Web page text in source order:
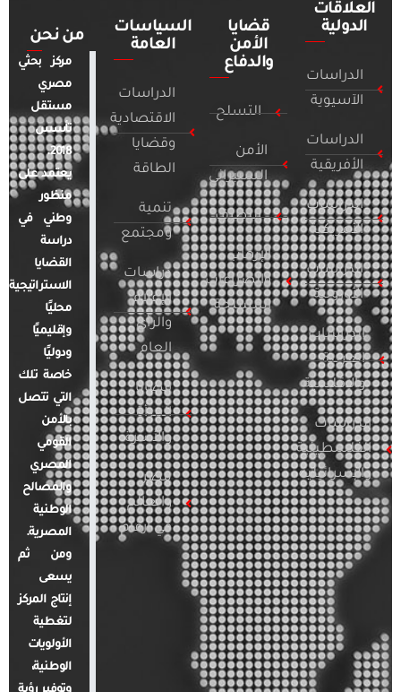
العلاقات
الدولية
الدراسات
الآسيوية
الدراسات
الأفريقية
الدراسات
الأمريكية
الدراسات
الأوروبية
الدراسات
العربية
والإقليمية
الدراسات
الفلسطينية
والإسرائيلية
قضايا
الأمن
والدفاع
التسلح
الأمن
السيبراني
التطرف
الإرهاب
والصراعات
المسلحة
السياسات
العامة
الدراسات
الاقتصادية
وقضايا
الطاقة
تنمية
ومجتمع
دراسات
الإعلام
والرأي
العام
قضايا
المرأة
والأسرة
مصر
والعالم
في أرقام
من نحن
مركز بحثي
مصري
مستقل
تأسس
2018.
يعتمد على
منظور
وطني في
دراسة
القضايا
الاستراتيجية
محليًا
وإقليميًا
ودوليًا
خاصة تلك
التي تتصل
بالأمن
القومي
المصري
والمصالح
الوطنية
المصرية.
ومن ثم
يسعى
إنتاج المركز
لتغطية
الأولويات
الوطنية،